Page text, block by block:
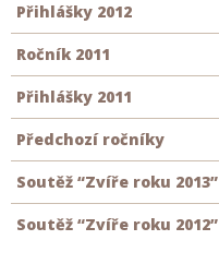
Přihlášky 2012
Ročník 2011
Přihlášky 2011
Předchozí ročníky
Soutěž “Zvíře roku 2013”
Soutěž “Zvíře roku 2012”